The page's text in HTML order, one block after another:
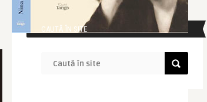
CAUTĂ ÎN SITE